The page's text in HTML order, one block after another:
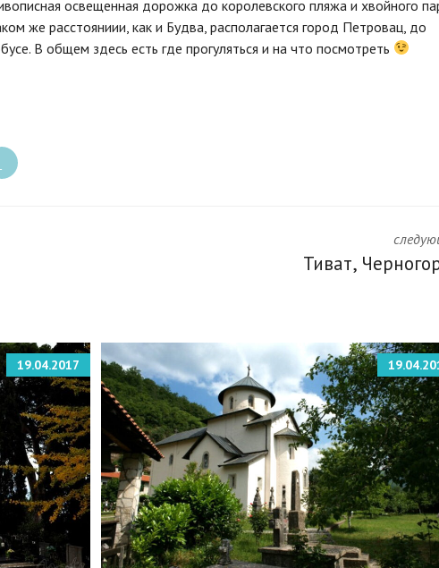
освещенная дорожка до королевского пляжа и хвойного
же расстояниии, как и Будва, располагается город Петровац, до
В общем здесь есть где прогуляться и на что посмотреть
Тиват,
19.04.2017